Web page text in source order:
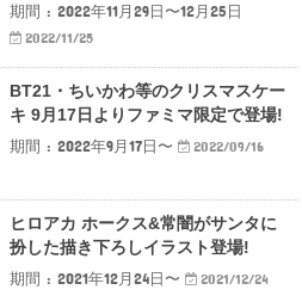
期間 : 2022年11月29日〜12月25日
2022/11/25
BT21・ちいかわ等のクリスマスケー
キ 9月17日よりファミマ限定で登場!
期間 : 2022年9月17日〜
2022/09/16
ヒロアカ ホークス&常闇がサンタに
扮した描き下ろしイラスト登場!
期間 : 2021年12月24日〜
2021/12/24